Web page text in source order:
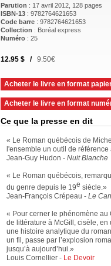
Parution : 17 avril 2012, 128 pages
ISBN-13 : 9782764621653
Code barre : 9782764621653
Collection : Boréal express
Numéro : 25
12.95 $ /9.50€
Acheter le livre en format
Acheter le livre en format
Ce que la presse en dit
« Le Roman québécois de
l'ensemble un outil de référence
Jean-Guy Hudon - Nuit Blanche
« Le Roman québécois,
du genre depuis le 19e siècle.»
Jean-François Crépeau - Le
« Pour cerner le phénomène au
de littérature à McGill, cisèle,
une histoire analytique du
un fil, passe par l’explosion
jusqu’à aujourd’hui.»
Louis Cornellier - Le Devoir